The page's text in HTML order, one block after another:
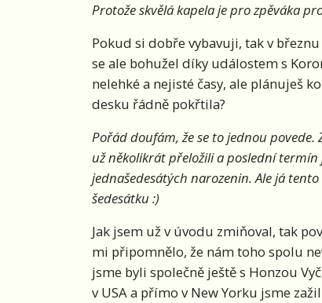
Protože skvělá kapela je pro zpěváka
Pokud si dobře vybavuji, tak v
se ale bohužel díky událostem s
nelehké a nejisté časy, ale plánuješ
desku řádně pokřtila?
Pořád doufám, že se to jednou
už několikrát přeložili a poslední
jednašedesátých narozenin. Ale já
šedesátku :)
Jak jsem už v úvodu zmiňoval, tak
mi připomnělo, že nám toho spolu
jsme byli společně ještě s Honzou
v USA a přímo v New Yorku jsme